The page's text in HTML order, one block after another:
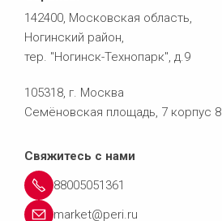
142400, Московская область,
Ногинский район,
тер. "Ногинск-Технопарк", д.9
105318, г. Москва
Семёновская площадь, 7 корпус 8
Свяжитесь с нами
88005051361
market@peri.ru